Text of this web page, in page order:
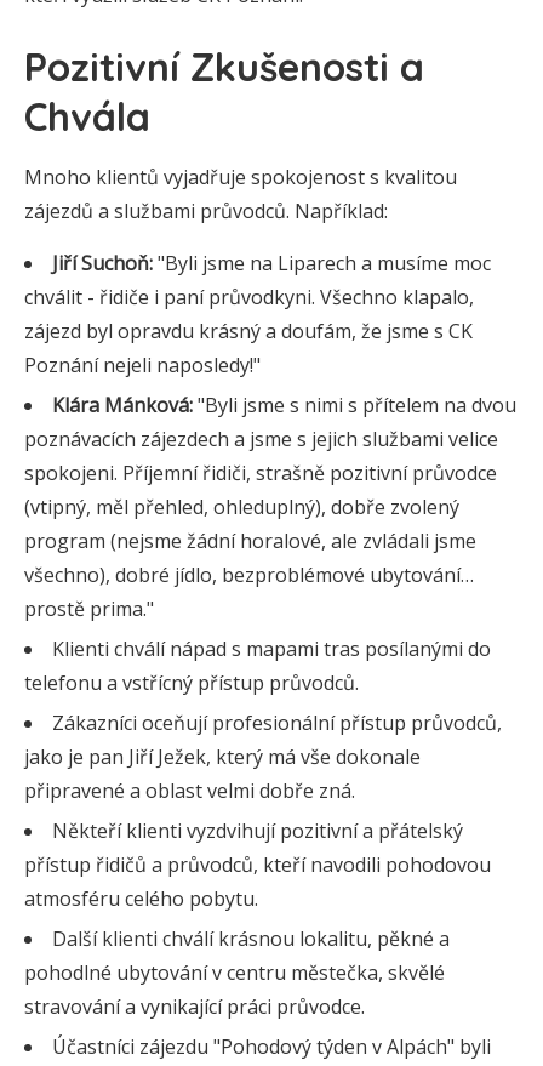
Pozitivní Zkušenosti a
Chvála
Mnoho klientů vyjadřuje spokojenost s kvalitou
zájezdů a službami průvodců. Například:
Jiří Suchoň:"Byli jsme na Liparech a musíme moc
chválit - řidiče i paní průvodkyni. Všechno klapalo,
zájezd byl opravdu krásný a doufám, že jsme s CK
Poznání nejeli naposledy!"
Klára Mánková:"Byli jsme s nimi s přítelem na dvou
poznávacích zájezdech a jsme s jejich službami velice
spokojeni. Příjemní řidiči, strašně pozitivní průvodce
(vtipný, měl přehled, ohleduplný), dobře zvolený
program (nejsme žádní horalové, ale zvládali jsme
všechno), dobré jídlo, bezproblémové ubytování…
prostě prima."
Klienti chválí nápad s mapami tras posílanými do
telefonu a vstřícný přístup průvodců.
Zákazníci oceňují profesionální přístup průvodců,
jako je pan Jiří Ježek, který má vše dokonale
připravené a oblast velmi dobře zná.
Někteří klienti vyzdvihují pozitivní a přátelský
přístup řidičů a průvodců, kteří navodili pohodovou
atmosféru celého pobytu.
Další klienti chválí krásnou lokalitu, pěkné a
pohodlné ubytování v centru městečka, skvělé
stravování a vynikající práci průvodce.
Účastníci zájezdu "Pohodový týden v Alpách" byli